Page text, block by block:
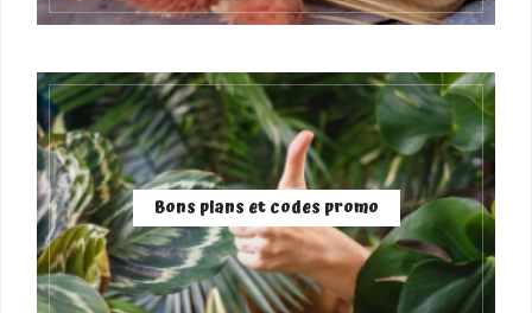
Bons plans et codes promo